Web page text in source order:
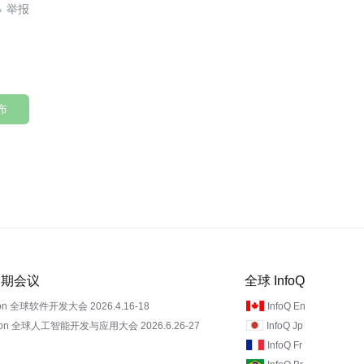
会议
全球软件开发大会 2026.4.16-18
全球人工智能开发与应用大会 2026.6.26-27
全球 InfoQ
InfoQ En
InfoQ Jp
InfoQ Fr